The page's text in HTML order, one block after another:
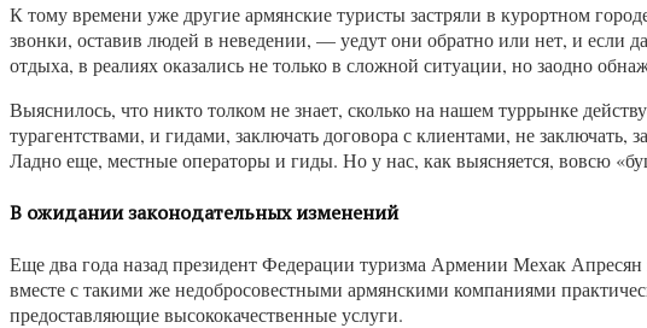
К тому времени уже другие армянские туристы застряли в курортном
звонки, оставив людей в неведении, — уедут они обратно или нет, и если
отдыха, в реалиях оказались не только в сложной ситуации, но заодно
Выяснилось, что никто толком не знает, сколько на нашем туррынке
турагентствами, и гидами, заключать договора с клиентами, не
Ладно еще, местные операторы и гиды. Но у нас, как выясняется, вовсю
В ожидании законодательных изменений
Еще два года назад президент Федерации туризма Армении Мехак Апресян
вместе с такими же недобросовестными армянскими компаниями
предоставляющие высококачественные услуги.